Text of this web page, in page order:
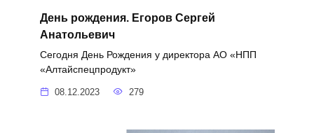
День рождения. Егоров Сергей
Анатольевич
Сегодня День Рождения у директора АО «НПП
«Алтайспецпродукт»
08.12.2023 279